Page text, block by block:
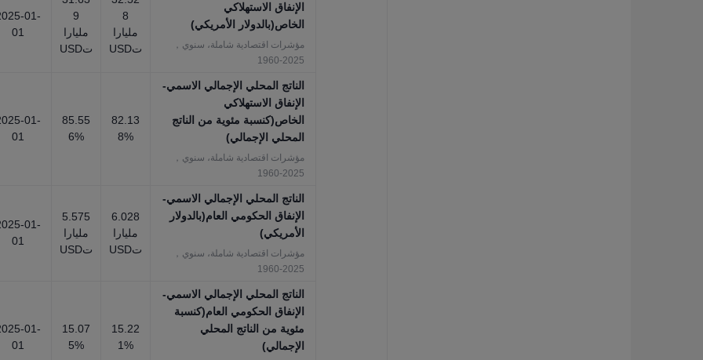
الإنفاق الاستهلاكي
الخاص(بالدولار الأمريكي)
مؤشرات اقتصادية شاملة، سنوي，
2025-1960
8
مليارا
تUSD
9
مليارا
تUSD
01-
01
الناتج المحلي الإجمالي الاسمي-
الإنفاق الاستهلاكي
الخاص(كنسبة مئوية من الناتج
المحلي الإجمالي)
مؤشرات اقتصادية شاملة، سنوي，
2025-1960
82.13
8%
85.55
6%
01-
01
الناتج المحلي الإجمالي الاسمي-
الإنفاق الحكومي العام(بالدولار
الأمريكي)
مؤشرات اقتصادية شاملة، سنوي，
2025-1960
6.028
مليارا
تUSD
5.575
مليارا
تUSD
01-
01
الناتج المحلي الإجمالي الاسمي-
الإنفاق الحكومي العام(كنسبة
مئوية من الناتج المحلي
الإجمالي)
15.22
1%
15.07
5%
01-
01